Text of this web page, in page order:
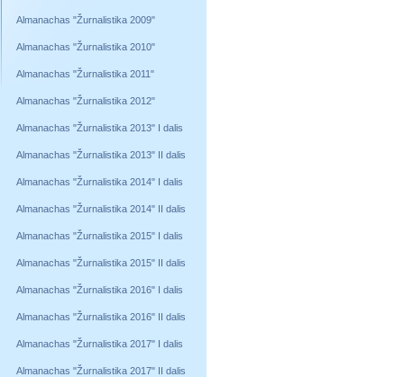
Almanachas "Žurnalistika 2009"
Almanachas "Žurnalistika 2010"
Almanachas "Žurnalistika 2011"
Almanachas "Žurnalistika 2012"
Almanachas "Žurnalistika 2013" I dalis
Almanachas "Žurnalistika 2013" II dalis
Almanachas "Žurnalistika 2014" I dalis
Almanachas "Žurnalistika 2014" II dalis
Almanachas "Žurnalistika 2015" I dalis
Almanachas "Žurnalistika 2015" II dalis
Almanachas "Žurnalistika 2016" I dalis
Almanachas "Žurnalistika 2016" II dalis
Almanachas "Žurnalistika 2017" I dalis
Almanachas "Žurnalistika 2017" II dalis